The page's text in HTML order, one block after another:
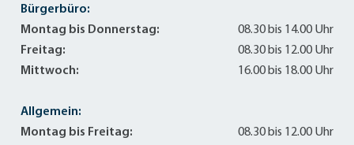
Bürgerbüro:
Montag bis Donnerstag:
08.30 bis 14.00 Uhr
Freitag:
08.30 bis 12.00 Uhr
Mittwoch:
16.00 bis 18.00 Uhr
Allgemein:
Montag bis Freitag:
08.30 bis 12.00 Uhr